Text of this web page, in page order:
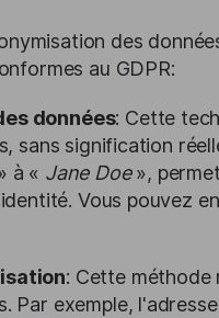
des
au GDPR:
données: Cette
sans signification
à « Jane Doe»,
Vous pouvez
: Cette méthode
Par exemple,